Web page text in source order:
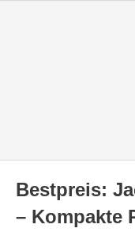
Bestpreis:
– Kompakte